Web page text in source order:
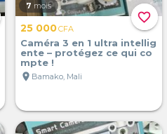
favorite_border
7 mois
25 000CFA
Caméra 3 en 1 ultra intellig
ente – protégez ce qui co
mpte !
location_on Bamako, Mali